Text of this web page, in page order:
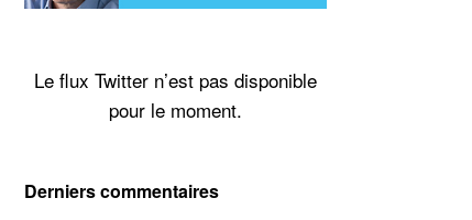
Le flux Twitter n’est pas disponible
pour le moment.
Derniers commentaires